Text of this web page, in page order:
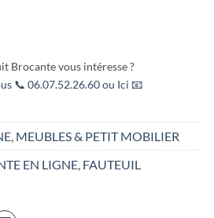
Brocante vous intéresse ?
📞 06.07.52.26.60 ou Ici 📧
, MEUBLES & PETIT MOBILIER
EN LIGNE, FAUTEUIL